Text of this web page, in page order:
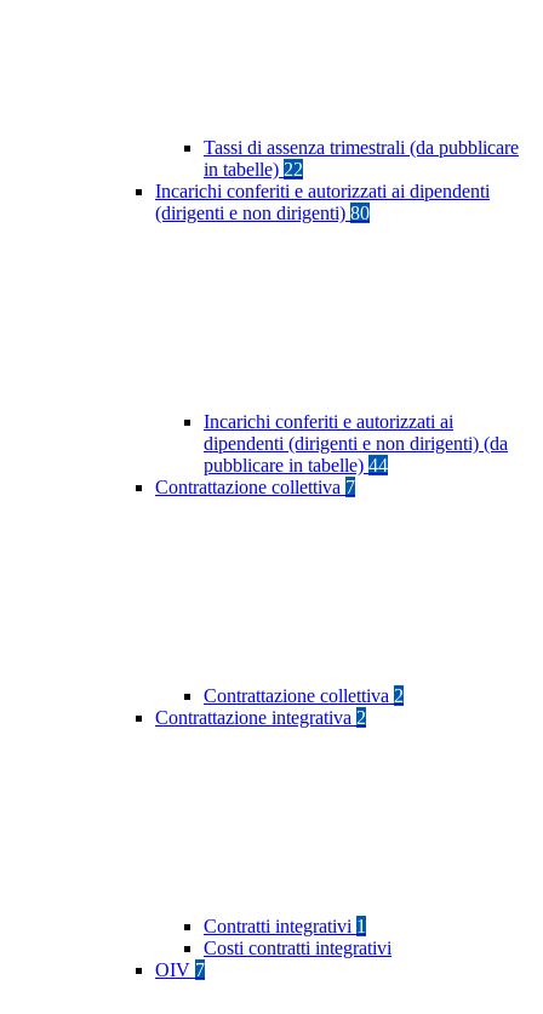
Tassi di assenza trimestrali (da pubblicare
in tabelle) 22
Incarichi conferiti e autorizzati ai dipendenti
(dirigenti e non dirigenti) 80
Incarichi conferiti e autorizzati ai
dipendenti (dirigenti e non dirigenti) (da
pubblicare in tabelle) 44
Contrattazione collettiva 7
Contrattazione collettiva 2
Contrattazione integrativa 2
Contratti integrativi 1
Costi contratti integrativi
OIV 7